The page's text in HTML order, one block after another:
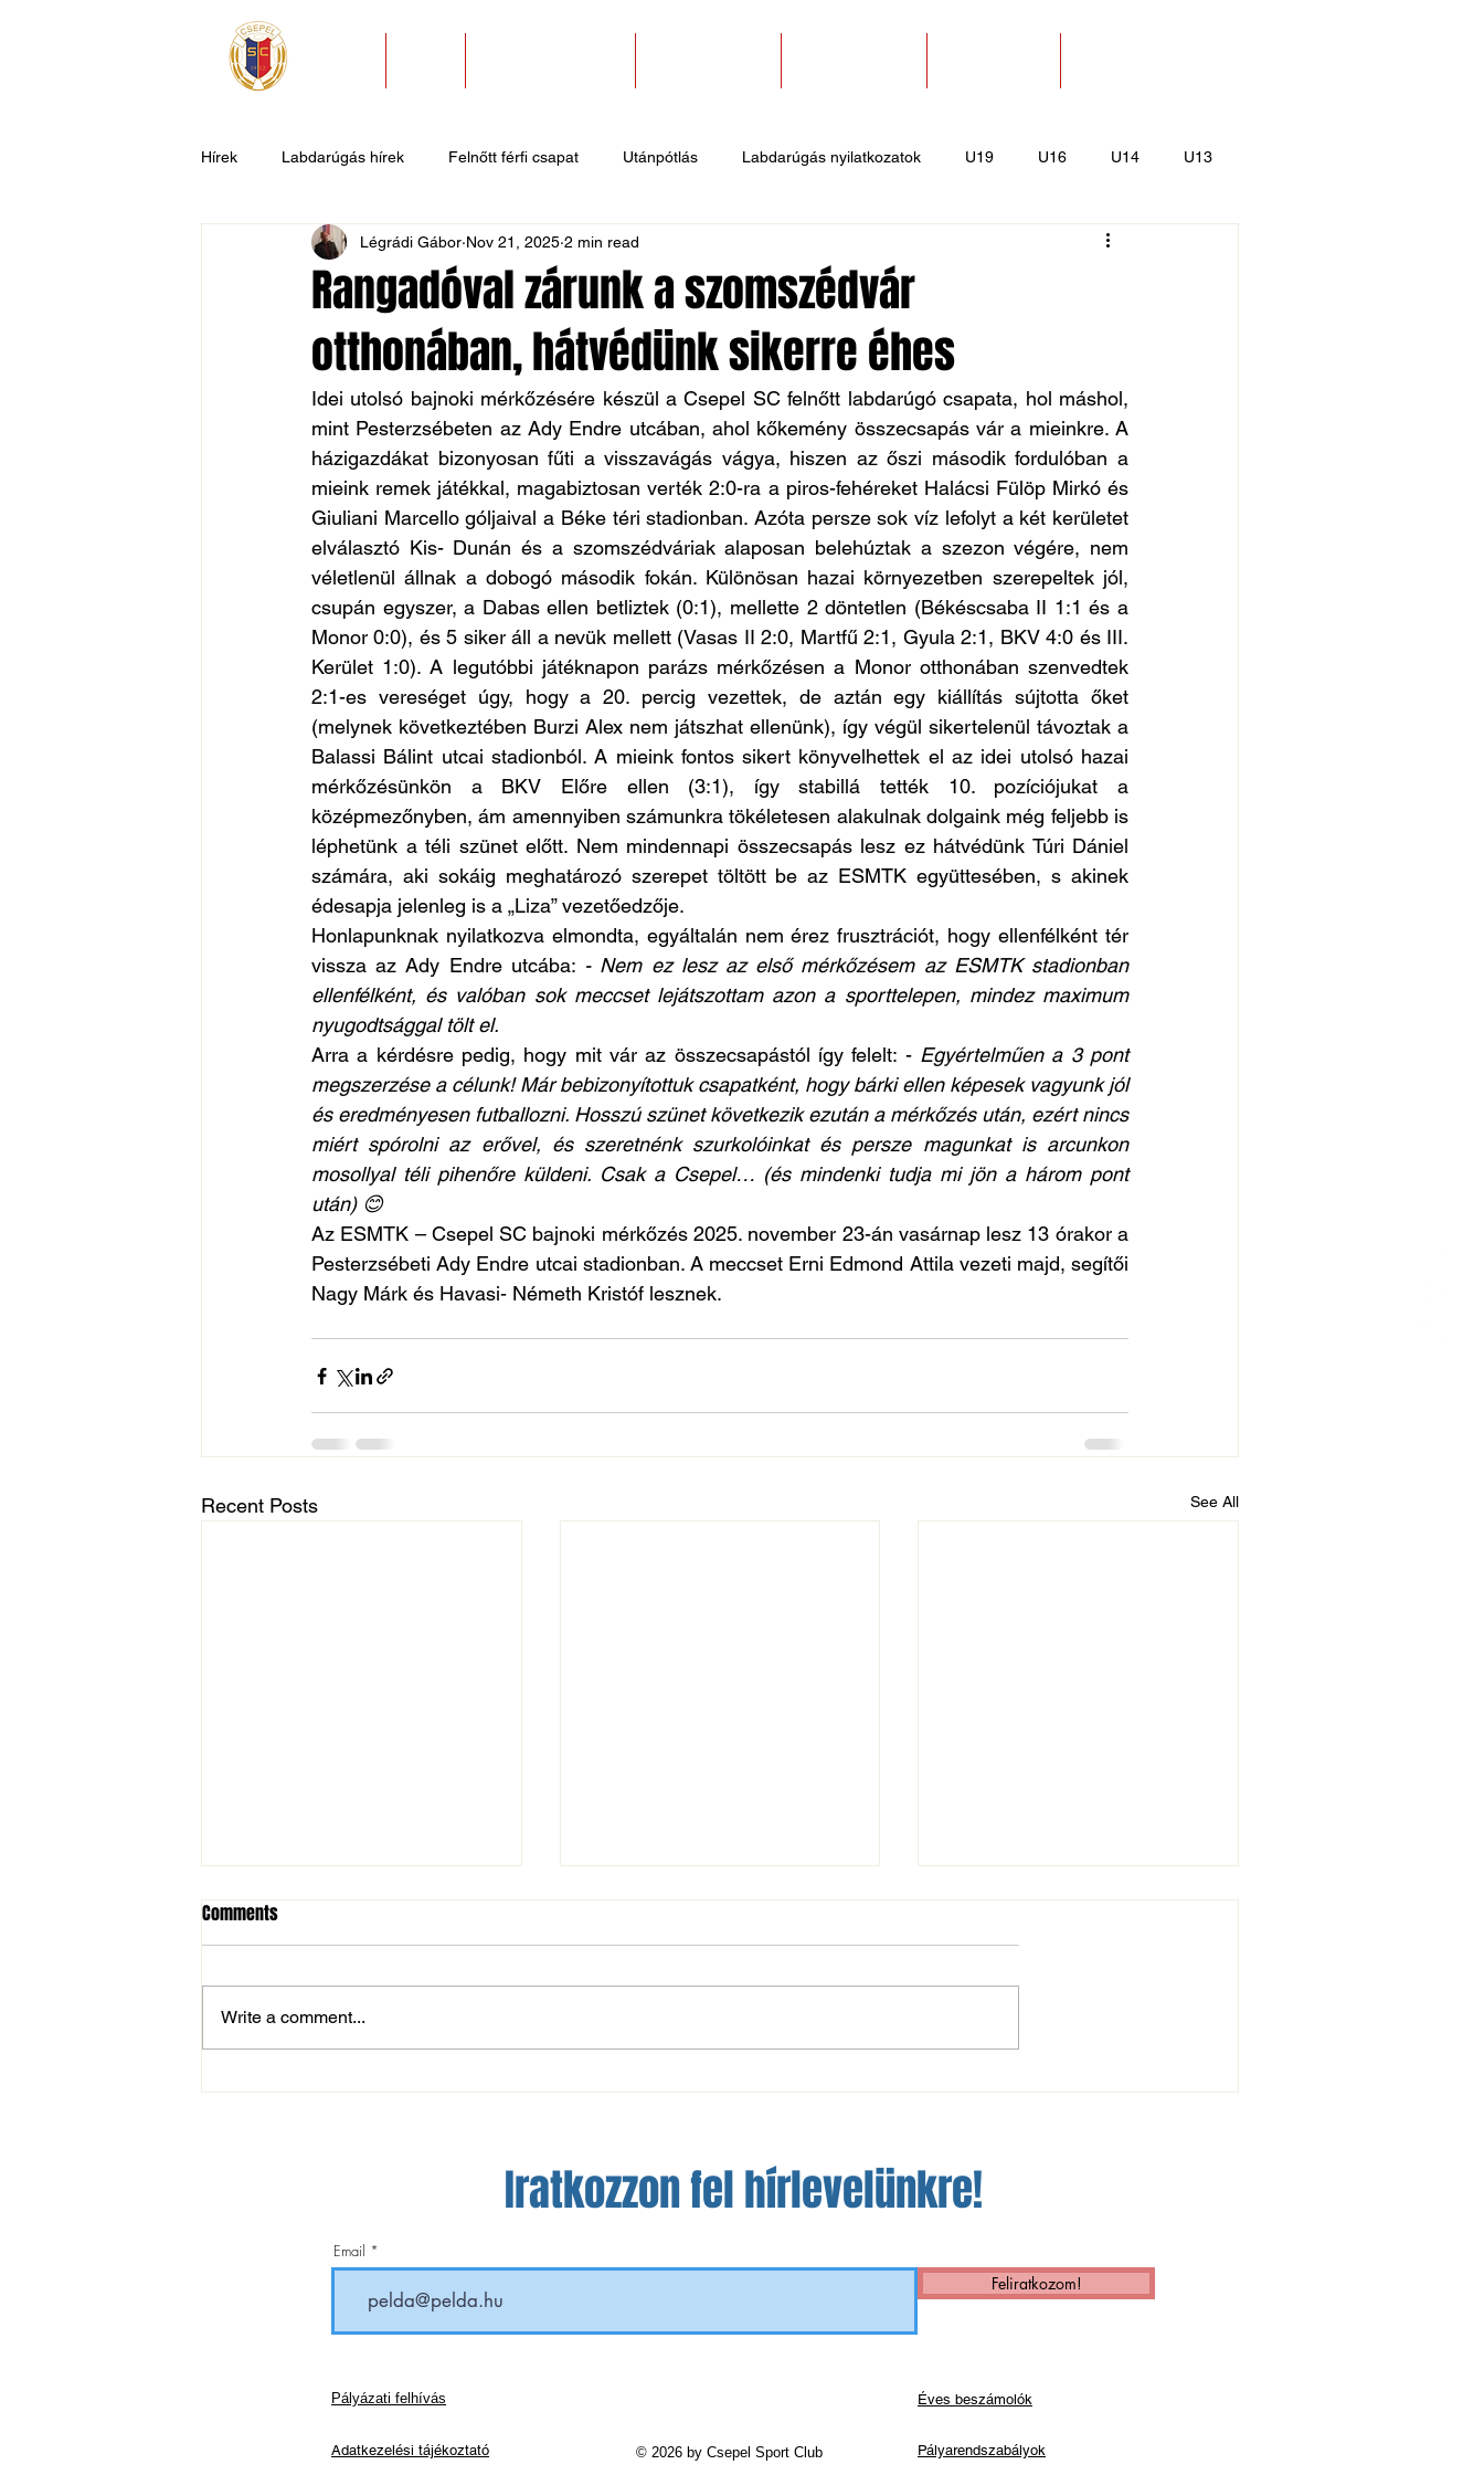
Hírek Labdarúgás hírek Felnőtt férfi csapat Utánpótlás Labdarúgás nyilatkozatok U19 U16 U14 U13
U9 U7 Evezős hírek Sportlövő hírek Kajak-Kenu
Csepel SC II Általános hírek
Rangadóval zárunk a szomszédvár
otthonában, hátvédünk sikerre éhes
Légrádi Gábor Nov 21, 2025 2 min read
Idei utolsó bajnoki mérkőzésére készül a Csepel SC felnőtt labdarúgó csapata, hol máshol,
mint Pesterzsébeten az Ady Endre utcában, ahol kőkemény összecsapás vár a mieinkre. A
házigazdákat bizonyosan fűti a visszavágás vágya, hiszen az őszi második fordulóban a
mieink remek játékkal, magabiztosan verték 2:0-ra a piros-fehéreket Halácsi Fülöp Mirkó és
Giuliani Marcello góljaival a Béke téri stadionban. Azóta persze sok víz lefolyt a két kerületet
elválasztó Kis- Dunán és a szomszédváriak alaposan belehúztak a szezon végére, nem
véletlenül állnak a dobogó második fokán. Különösan hazai környezetben szerepeltek jól,
csupán egyszer, a Dabas ellen betliztek (0:1), mellette 2 döntetlen (Békéscsaba II 1:1 és a
Monor 0:0), és 5 siker áll a nevük mellett (Vasas II 2:0, Martfű 2:1, Gyula 2:1, BKV 4:0 és III.
Kerület 1:0). A legutóbbi játéknapon parázs mérkőzésen a Monor otthonában szenvedtek
2:1-es vereséget úgy, hogy a 20. percig vezettek, de aztán egy kiállítás sújtotta őket
(melynek következtében Burzi Alex nem játszhat ellenünk), így végül sikertelenül távoztak a
Balassi Bálint utcai stadionból. A mieink fontos sikert könyvelhettek el az idei utolsó hazai
mérkőzésünkön a BKV Előre ellen (3:1), így stabillá tették 10. pozíciójukat a
középmezőnyben, ám amennyiben számunkra tökéletesen alakulnak dolgaink még feljebb is
léphetünk a téli szünet előtt. Nem mindennapi összecsapás lesz ez hátvédünk Túri Dániel
számára, aki sokáig meghatározó szerepet töltött be az ESMTK együttesében, s akinek
édesapja jelenleg is a „Liza” vezetőedzője.
Honlapunknak nyilatkozva elmondta, egyáltalán nem érez frusztrációt, hogy ellenfélként tér
vissza az Ady Endre utcába: - Nem ez lesz az első mérkőzésem az ESMTK stadionban
ellenfélként, és valóban sok meccset lejátszottam azon a sporttelepen, mindez maximum
nyugodtsággal tölt el.
Arra a kérdésre pedig, hogy mit vár az összecsapástól így felelt: - Egyértelműen a 3 pont
megszerzése a célunk! Már bebizonyítottuk csapatként, hogy bárki ellen képesek vagyunk jól
és eredményesen futballozni. Hosszú szünet következik ezután a mérkőzés után, ezért nincs
miért spórolni az erővel, és szeretnénk szurkolóinkat és persze magunkat is arcunkon
mosollyal téli pihenőre küldeni. Csak a Csepel… (és mindenki tudja mi jön a három pont
után) 😊
Az ESMTK – Csepel SC bajnoki mérkőzés 2025. november 23-án vasárnap lesz 13 órakor a
Pesterzsébeti Ady Endre utcai stadionban. A meccset Erni Edmond Attila vezeti majd, segítői
Nagy Márk és Havasi- Németh Kristóf lesznek.
Recent Posts See All
Gyász: elhunyt Melis Zoltán
MOL Magyar Kupa: magabiztos
MOL Magyar Kupa: utazás az
Comments
Write a comment...
Iratkozzon fel hírlevelünkre!
Email
Feliratkozom!
Éves beszámolók
Pályázati felhívás
Adatkezelési tájékoztató © 2026 by Csepel Sport Club Pályarendszabályok